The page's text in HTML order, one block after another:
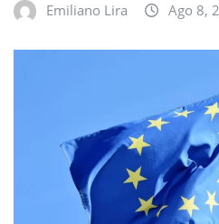
Emiliano Lira Ago 8,